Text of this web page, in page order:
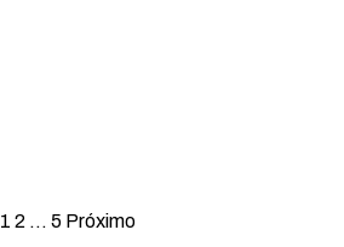
Paginação
1 2 … 5 Próximo